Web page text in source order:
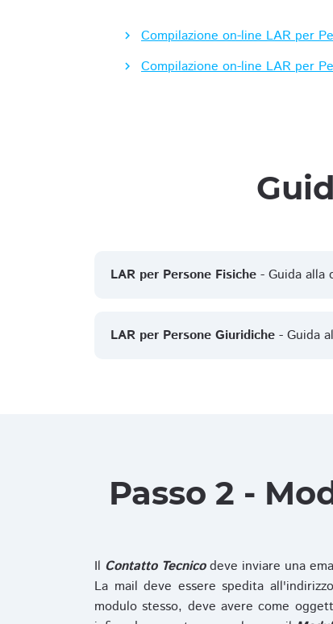
Compilazione on-line LAR per
Compilazione on-line LAR per
LAR per Persone Fisiche - Guida alla
LAR per Persone Giuridiche - Guida
Passo 2 -
Il Contatto Tecnicodeve inviare una
La mail deve essere spedita
modulo stesso, deve avere come